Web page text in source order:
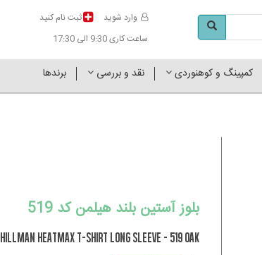
وارد شوید
ثبت نام کنید
ساعت کاری 9:30 الی 17:30
کمپینگ و کوهنوردی نقد و بررسی برندها
بلوز آستین بلند هیلمن کد 519
Hillman Heatmax T-Shirt Long Sleeve - 519 OAK